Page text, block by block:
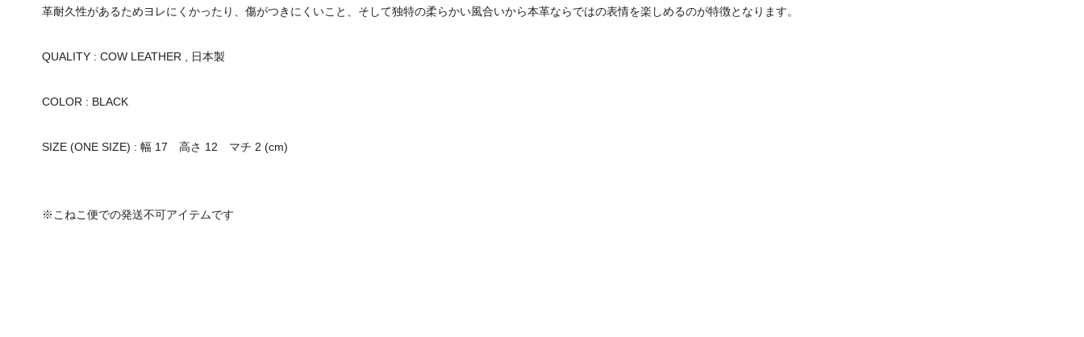
革耐久性があるためヨレにくかったり、傷がつきにくいこと、そして独特の柔らかい風合いから本革ならではの表情を楽しめるのが特徴となります。
QUALITY : COW LEATHER , 日本製
COLOR : BLACK
SIZE (ONE SIZE) : 幅 17 高さ 12 マチ 2 (cm)
※こねこ便での発送不可アイテムです